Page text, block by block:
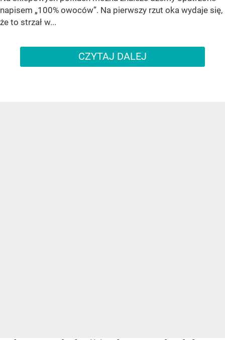
napisem „100% owoców”. Na pierwszy rzut oka wydaje się,
że to strzał w...
CZYTAJ DALEJ